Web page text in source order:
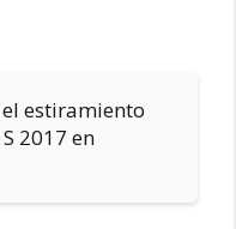
el estiramiento
2017 en